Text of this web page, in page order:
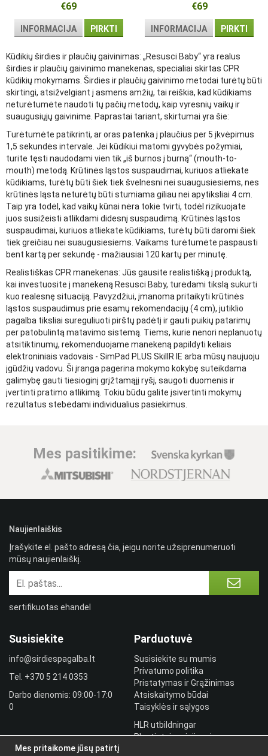
€69
INFORMACIJA PIRKTI
€69
INFORMACIJA PIRKTI
Kūdikių širdies ir plaučių gaivinimas: „Resusci Baby“ yra realus
širdies ir plaučių gaivinimo manekenas, specialiai skirtas CPR
kūdikių mokymams. Širdies ir plaučių gaivinimo metodai turėtų būti
skirtingi, atsižvelgiant į asmens amžių, tai reiškia, kad kūdikiams
neturėtumėte naudoti tų pačių metodų, kaip vyresnių vaikų ir
suaugusiųjų gaivinime. Paprastai tariant, skirtumai yra šie:
Turėtumėte patikrinti, ar oras patenka į plaučius per 5 įkvėpimus
1,5 sekundės intervale. Jei kūdikiui matomi gyvybės požymiai,
turite tęsti naudodami vien tik „iš burnos į burną“ (mouth-to-
mouth) metodą. Krūtinės ląstos suspaudimai, kuriuos atliekate
kūdikiams, turėtų būti šiek tiek švelnesni nei suaugusiesiems, nes
krūtinės ląsta neturėtų būti stumiama giliau nei apytiksliai 4 cm.
Taip yra todėl, kad vaikų kūnai nėra tokie tvirti, todėl rizikuojate
juos susižeisti atlikdami didesnį suspaudimą. Krūtinės ląstos
suspaudimai, kuriuos atliekate kūdikiams, turėtų būti daromi šiek
tiek greičiau nei suaugusiesiems. Vaikams turėtumėte paspausti
bent kartą per sekundę - mažiausiai 120 kartų per minutę.
Realistiškas CPR manekenas: Jūs gausite realistišką į produktą,
kai investuosite į manekeną Resusci Baby, turėdami tikslą sukurti
kuo realesnę situaciją. Pavyzdžiui, įmanoma pritaikyti krūtinės
ląstos suspaudimus prie esamų rekomendacijų (4 cm), jutiklio
pagalba tiksliai sureguliuoti pirštų padėtį ir gauti puikių patarimų
per patobulintą matavimo sistemą. Tiems, kurie nenori neplanuotų
atsitiktinumų, rekomenduojame manekeną papildyti keliais
elektroniniais vadovais - SimPad PLUS SkillR IE arba mūsų naujuoju
įgūdžių vadovu. Ši įranga pagerina mokymo kokybę suteikdama
galimybę gauti tiesioginį grįžtamąjį ryšį, saugoti duomenis ir
įvertinti pratimo atlikimą. Tokiu būdu galite įsivertinti mokymų
rezultatus stebėdami individualius pasiekimus.
Mes pasitikime:
Susisiekite
info@sirdiespagalba.lt
Tel. +370 5 214 0353
Darbo dienomis: 09:00-17:0
0
Parduotuvė
Susisiekite su mumis
Privatumo politika
Pristatymas ir Grąžinimas
Atsiskaitymo būdai
Taisyklės ir sąlygos
HLR utbildningar
Plantintojo prisijungimas
Naujienlaiškis
Įrašykite el. pašto adresą čia, jeigu norite užsiprenumeruoti
mūsų naujienlaiškį.
sertifikuotas ehandel
Mes pritaikome jūsų patirtį